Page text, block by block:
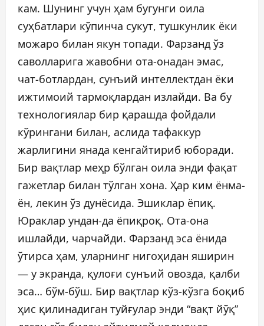
кам. Шунинг учун ҳам бугунги оила
суҳбатлари кўпинча сукут, тушкунлик ёки
можаро билан якун топади. Фарзанд ўз
саволларига жавобни ота-онадан эмас,
чат-ботлардан, сунъий интеллектдан ёки
ижтимоий тармоқлардан излайди. Ва бу
технологиялар бир қарашда фойдали
кўрингани билан, аслида тафаккур
жарлигини янада кенгайтириб юборади.
Бир вақтлар меҳр бўлган оила энди фақат
гажетлар билан тўлган хона. Ҳар ким ёнма-
ён, лекин ўз дунёсида. Эшиклар ёпиқ.
Юраклар ундан-да ёпиқроқ. Ота-она
ишлайди, чарчайди. Фарзанд эса ёнида
ўтирса ҳам, уларнинг нигоҳидан яширин
— у экранда, қулоғи сунъий овозда, қалби
эса… бўм-бўш. Бир вақтлар кўз-кўзга боқиб
ҳис қилинадиган туйғулар энди “вақт йўқ”